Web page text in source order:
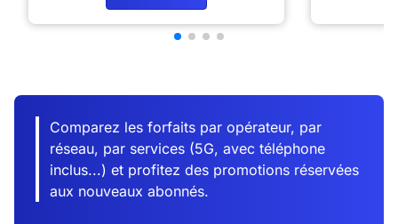
Comparez les forfaits par opérateur, par
réseau, par services (5G, avec téléphone
inclus...) et profitez des promotions réservées
aux nouveaux abonnés.